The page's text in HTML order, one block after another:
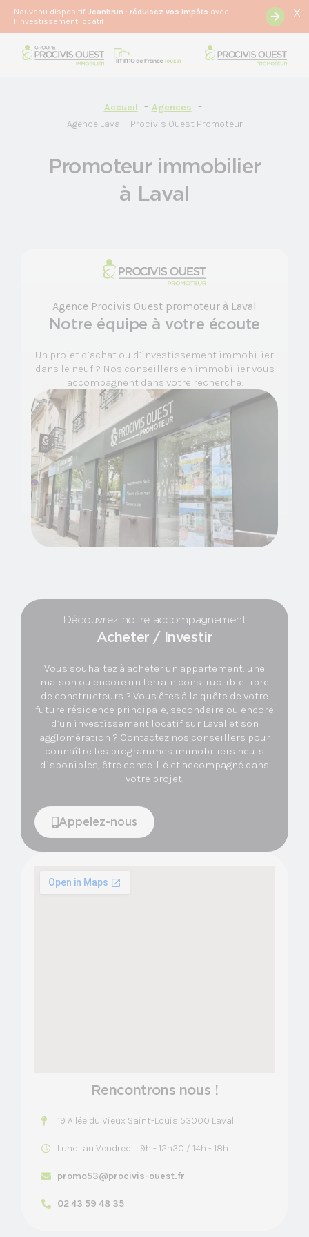
Accueil
Agences
Agence Laval – Procivis Ouest Promoteur
Promoteur immobilier
à Laval
Agence Procivis Ouest promoteur à Laval
Notre équipe à votre écoute
Un projet d’achat ou d’investissement immobilier
dans le neuf ? Nos conseillers en immobilier vous
accompagnent dans votre recherche.
Découvrez notre accompagnement
Acheter / Investir
Vous souhaitez à acheter un appartement, une
maison ou encore un terrain constructible libre
de constructeurs ? Vous êtes à la quête de votre
future résidence principale, secondaire ou encore
d’un investissement locatif sur Laval et son
agglomération ? Contactez nos conseillers pour
connaître les programmes immobiliers neufs
disponibles, être conseillé et accompagné dans
votre projet.
Appelez-nous
Rencontrons nous !
19 Allée du Vieux Saint-Louis 53000 Laval
Lundi au Vendredi : 9h - 12h30 / 14h - 18h
promo53@procivis-ouest.fr
02 43 59 48 35
Nouveau dispositif Jeanbrun : réduisez vos impôts avec
l’investissement locatif
X